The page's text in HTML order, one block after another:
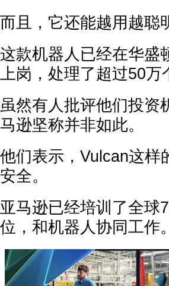
而且，它还能越用越聪
这款机器人已经在华盛
上岗，处理了超过50万
虽然有人批评他们投资
马逊坚称并非如此。
他们表示，Vulcan这样
安全。
亚马逊已经培训了全球
位，和机器人协同工作。